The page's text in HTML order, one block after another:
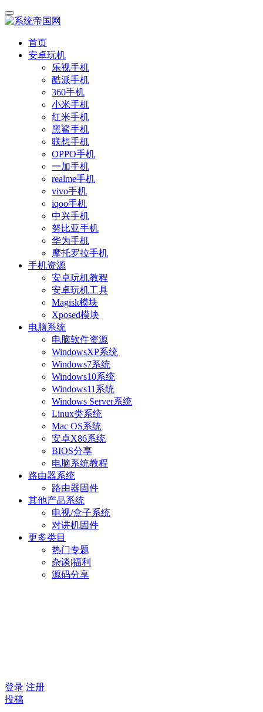
首页
安卓玩机
乐视手机
酷派手机
360手机
小米手机
红米手机
黑鲨手机
联想手机
OPPO手机
一加手机
realme手机
vivo手机
iqoo手机
中兴手机
努比亚手机
华为手机
摩托罗拉手机
手机资源
安卓玩机教程
安卓玩机工具
Magisk模块
Xposed模块
电脑系统
电脑软件资源
WindowsXP系统
Windows7系统
Windows10系统
Windows11系统
Windows Server系统
Linux类系统
Mac OS系统
安卓X86系统
BIOS分享
电脑系统教程
路由器系统
路由器固件
其他产品系统
电视/盒子系统
对讲机固件
更多类目
热门专题
杂谈|福利
源码分享
登录 注册
投稿